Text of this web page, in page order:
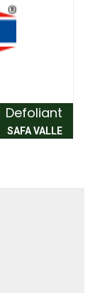
Defoliant
SAFA VALLE